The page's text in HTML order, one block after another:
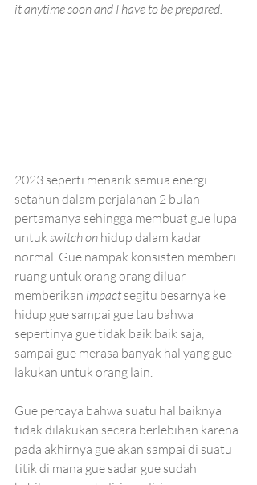
it anytime soon and I have to be prepared.
2023 seperti menarik semua energi
setahun dalam perjalanan 2 bulan
pertamanya sehingga membuat gue lupa
untuk switch on hidup dalam kadar
normal. Gue nampak konsisten memberi
ruang untuk orang orang diluar
memberikan impact segitu besarnya ke
hidup gue sampai gue tau bahwa
sepertinya gue tidak baik baik saja,
sampai gue merasa banyak hal yang gue
lakukan untuk orang lain.
Gue percaya bahwa suatu hal baiknya
tidak dilakukan secara berlebihan karena
pada akhirnya gue akan sampai di suatu
titik di mana gue sadar gue sudah